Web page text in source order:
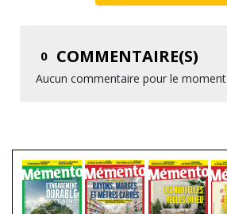
0 COMMENTAIRE(S)
Aucun commentaire pour le moment